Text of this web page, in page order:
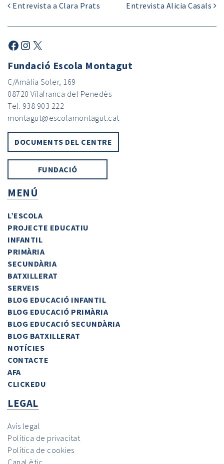
Entrevista a Clara Prats Entrevista Alicia Casals
Fundació Escola Montagut
C/Amàlia Soler, 169
08720 Vilafranca del Penedès
Tel. 938 903 222
montagut@escolamontagut.cat
DOCUMENTS DEL CENTRE
FUNDACIÓ
MENÚ
L’ESCOLA
PROJECTE EDUCATIU
INFANTIL
PRIMÀRIA
SECUNDÀRIA
BATXILLERAT
SERVEIS
BLOG EDUCACIÓ INFANTIL
BLOG EDUCACIÓ PRIMÀRIA
BLOG EDUCACIÓ SECUNDÀRIA
BLOG BATXILLERAT
NOTÍCIES
CONTACTE
AFA
CLICKEDU
LEGAL
Avís legal
Política de privacitat
Política de cookies